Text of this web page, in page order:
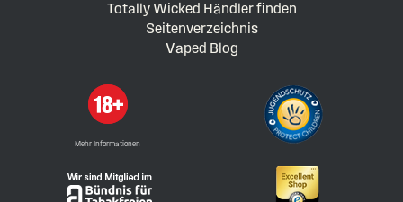
Totally Wicked Händler finden
Seitenverzeichnis
Vaped Blog
Mehr Informationen